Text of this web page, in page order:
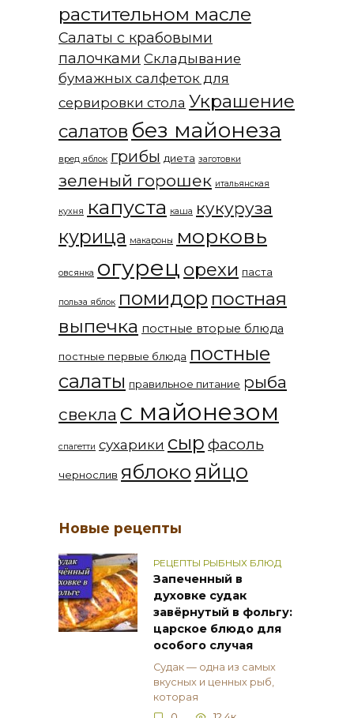
растительном масле
Салаты с крабовыми
палочками Складывание
бумажных салфеток для
сервировки стола Украшение
салатов без майонеза
вред яблок грибы диета заготовки
зеленый горошек итальянская
кухня капуста каша кукуруза
курица макароны морковь
овсянка огурец орехи паста
польза яблок помидор постная
выпечка постные вторые блюда
постные первые блюда постные
салаты правильное питание рыба
свекла с майонезом
спагетти сухарики сыр фасоль
чернослив яблоко яйцо
Новые рецепты
РЕЦЕПТЫ РЫБНЫХ БЛЮД
Запеченный в
духовке судак
завёрнутый в фольгу:
царское блюдо для
особого случая
Судак — одна из самых
вкусных и ценных рыб,
которая